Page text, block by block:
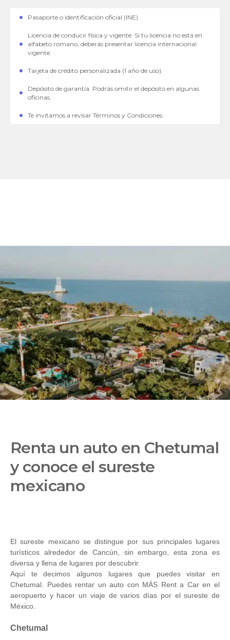
Pasaporte o identificación oficial (INE).
Licencia de conducir física y vigente. Si tu licencia no está en
alfabeto romano, deberás presentar licencia internacional
vigente.
Tarjeta de crédito personalizada (1 año de uso).
Depósito de garantía. Podrás omitir el depósito en algunas
oficinas.
Te invitamos a revisar Términos y Condiciones.
Renta un auto en Chetumal
y conoce el sureste
mexicano
El sureste mexicano se distingue por sus principales lugares
turísticos alrededor de Cancún, sin embargo, esta zona es
diversa y llena de lugares por descubrir.
Aquí te decimos algunos lugares que puedes visitar en
Chetumal. Puedes rentar un auto con MÁS Rent a Car en el
aeropuerto y hacer un viaje de varios días por el sureste de
México.
Chetumal